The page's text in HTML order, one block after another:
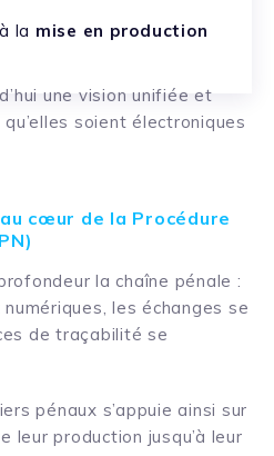
la mise en production
une vision unifiée et
soient électroniques
cœur de la Procédure
la chaîne pénale :
les échanges se
de traçabilité se
pénaux s’appuie ainsi sur
leur production jusqu’à leur